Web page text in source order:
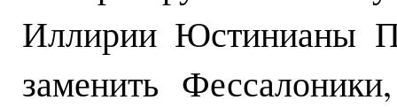
Иллирии Юстинианы
заменить